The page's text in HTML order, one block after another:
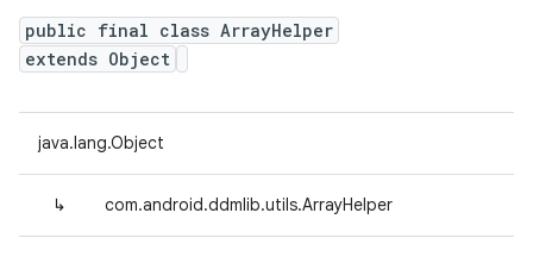
public final class ArrayHelper
extends Object
java.lang.Object
↳ com.android.ddmlib.utils.ArrayHelper